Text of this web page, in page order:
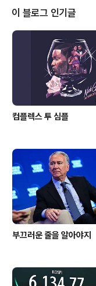
비스 활용팁(참고). 아이폰
(via) ▲ T.B의 SNS 이야기
의 보호를 받습니다. 어떠한
으며, 이용(불펌)허락을 하
본 콘텐츠(기사, 이미지)의
이 블로그 인기글
컴플렉스 투 심플
부끄러운 줄을 알아야지